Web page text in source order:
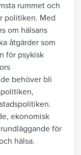
rummet och
politiken. Med
om hälsans
åtgärder som
för psykisk
behöver bli
ekonomisk
för
hälsa.